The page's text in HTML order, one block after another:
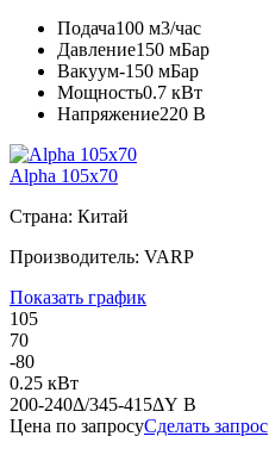
Подача100 м3/час
Давление150 мБар
Вакуум-150 мБар
Мощность0.7 кВт
Напряжение220 В
Alpha 105x70
Страна: Китай
Производитель: VARP
Показать график
105
70
-80
0.25 кВт
200-240Δ/345-415ΔY В
Цена по запросуСделать запрос